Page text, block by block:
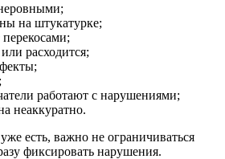
на штукатурке;
расходится;
работают с нарушениями;
неаккуратно.
есть, важно не ограничиваться
фиксировать нарушения.